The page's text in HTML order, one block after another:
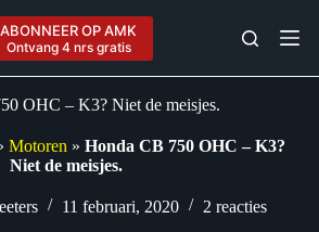
ABONNEER OP AMK
Ontvang 4 nrs gratis
OHC – K3? Niet de meisjes.
Motoren »Honda CB 750 OHC – K3?
Niet de meisjes.
11 februari, 2020 2 reacties